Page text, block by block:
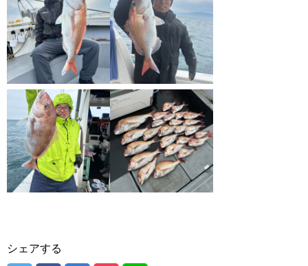
シェアする